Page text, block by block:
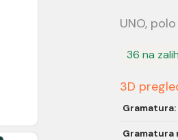
UNO,
36 na
3D
Gramatura:
Gramatura